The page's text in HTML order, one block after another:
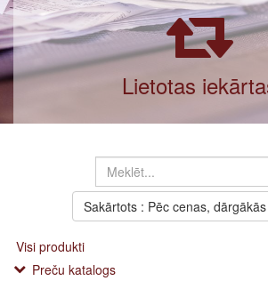
Lietotas
Sakārtots : Pēc cenas,
Visi produkti
Preču katalogs